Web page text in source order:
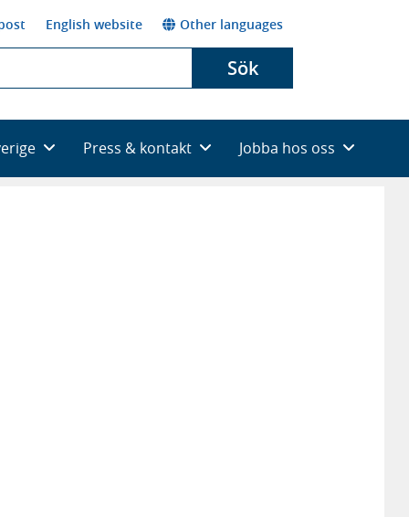
English website Other languages
Sök
Press & kontakt Jobba hos oss